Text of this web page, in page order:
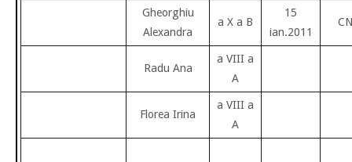
Gheorghiu
Alexandra
a X a B
15
ian.2011
Radu Ana
a VIII a
A
Florea Irina
a VIII a
A